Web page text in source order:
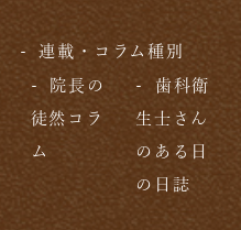
連載・コラム種別
院長の
徒然コラ
ム
歯科衛
生士さん
のある日
の日誌